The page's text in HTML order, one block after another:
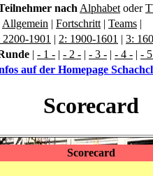
nach Alphabet oder
Allgemein | Fortschritt | Teams |
2200-1901 | 2: 1900-1601 | 3:
| - 1 - | - 2 - | - 3 - | - 4 - | -
auf der Homepage
Scorecard
Scorecard